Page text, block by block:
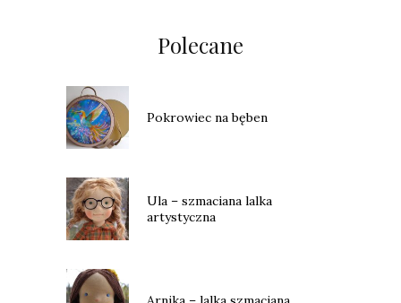
Polecane
Pokrowiec na bęben
Ula – szmaciana lalka
artystyczna